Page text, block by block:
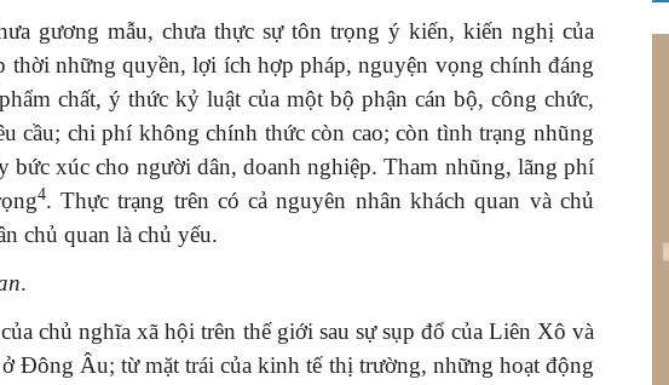
gương mẫu, chưa thực sự tôn trọng ý kiến, kiến nghị của
thời những quyền, lợi ích hợp pháp, nguyện vọng chính đáng
chất, ý thức kỷ luật của một bộ phận cán bộ, công chức,
cầu; chi phí không chính thức còn cao; còn tình trạng nhũng
bức xúc cho người dân, doanh nghiệp. Tham nhũng, lãng phí
4. Thực trạng trên có cả nguyên nhân khách quan và chủ
chủ quan là chủ yếu.
.
chủ nghĩa xã hội trên thế giới sau sự sụp đổ của Liên Xô và
Đông Âu; từ mặt trái của kinh tế thị trường, những hoạt động